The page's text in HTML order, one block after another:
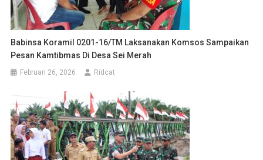
Babinsa Koramil 0201-16/TM Laksanakan Komsos Sampaikan
Pesan Kamtibmas Di Desa Sei Merah
Februari 26, 2026 Ridcat